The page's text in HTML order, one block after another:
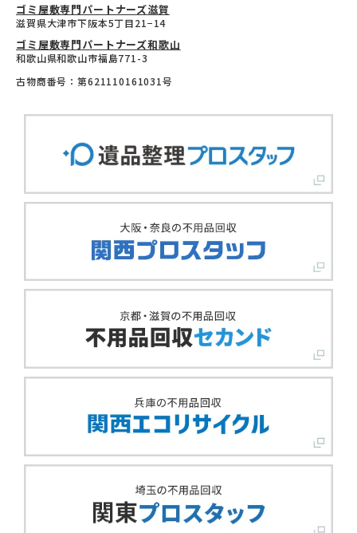
ゴミ屋敷専門パートナーズ滋賀
滋賀県大津市下阪本5丁目21−14
ゴミ屋敷専門パートナーズ和歌山
和歌山県和歌山市福島771-3
古物商番号：第621110161031号